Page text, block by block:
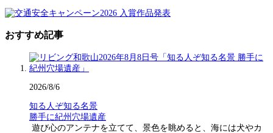
おすすめ記事
2026/8/6
知る人ぞ知る名景
勝手に紀州穴場遺産
遊び心のアンテナを立てて、景色を眺めると、海には犬やカ